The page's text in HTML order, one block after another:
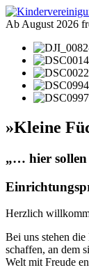
Ab August 2026
»Kleine
„… hier
Herzlich
Bei uns stehen
schaffen, an dem
Welt mit Freude